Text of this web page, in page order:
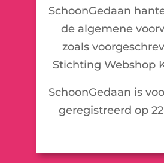
SchoonGedaan
de algemene
zoals
Stichting Webshop
SchoonGedaan is
geregistreerd op